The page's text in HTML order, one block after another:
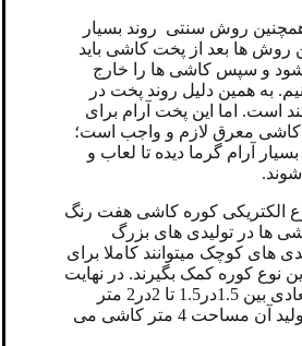
روش سنتی روند بسیار
روش ها بعد از پخت کاشی باید
شود و سپس کاشی ها را خارج
به همین دلیل روند پخت در
است. اما این پخت آرام برای
کاشی معرق لازم و واجب است؛
آرام گرما دیده تا لعاب و
شوند.
کوره کاشی هفت رنگ
ها در تولیدی های بزرگ
های کوچک میتوانند کاملا برای
نوع کوره کمک بگیرند. در نهایت
کوره الکتریکی دارای ابعادی بین 1.5در1.5 تا 2در2 متر
است و نهایت ظرفیت تولید آن مساحت 4 متر کاشی می